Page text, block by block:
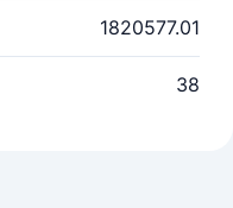
1820577.01
38